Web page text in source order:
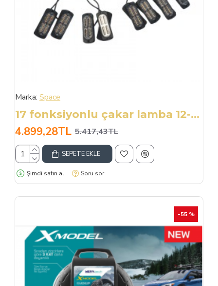
Marka: Space
17 fonksiyonlu çakar lamba 12-30v 24 led 8 adet sarı*sarı set / LAPA548-1
4.899,28TL 5.417,43TL
SEPETE EKLE
Şimdi satın al Soru sor
-55 %